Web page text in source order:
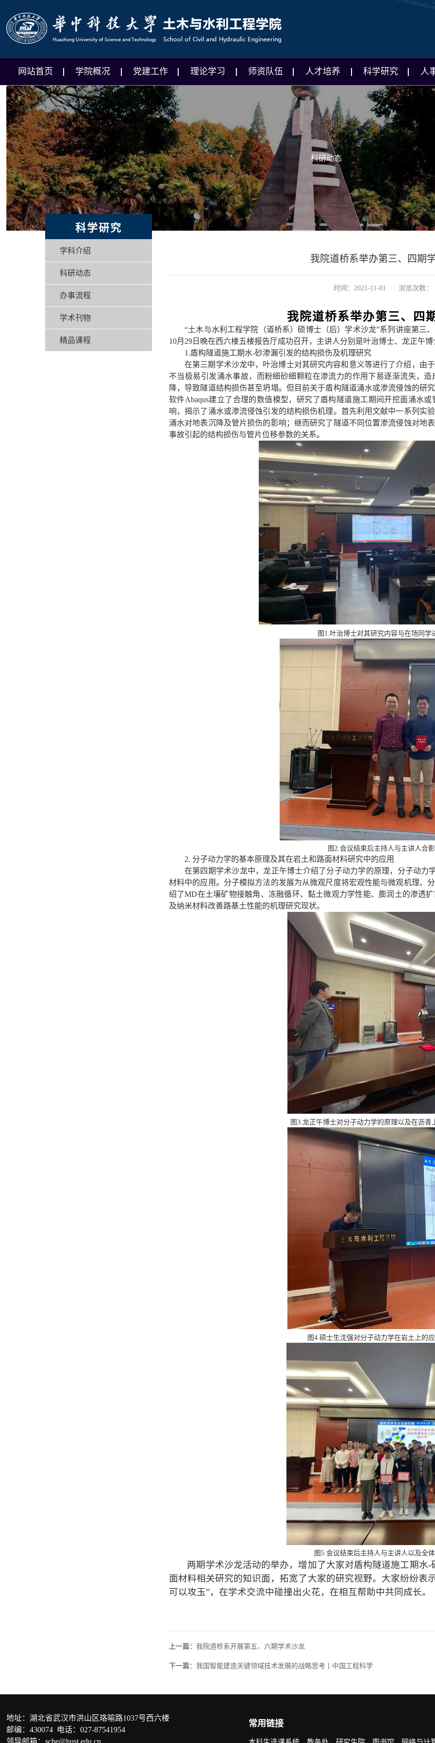
网站首页 学院概况 党建工作 理论学习 师资队伍 人才培养 科学研究 人
科研动态
科学研究
学科介绍
科研动态
办事流程
学术刊物
精品课程
我院道桥系举办第三、四期
时间：2021-11-01 浏览次数：
我院道桥系举办第三、四
“土木与水利工程学院（道桥系）硕博士（后）学术沙龙”系列讲座第三
10月29日晚在西六楼五楼报告厅成功召开，主讲人分别是叶治博士、龙正午
1.盾构隧道施工期水-砂渗漏引发的结构损伤及机理研究
在第三期学术沙龙中，叶治博士对其研究内容和意义等进行了介绍，由
不当极易引发涌水事故，而粉细砂细颗粒在渗流力的作用下易逐渐流失，
降，导致隧道结构损伤甚至坍塌。但目前关于盾构隧道涌水或渗流侵蚀的研
软件Abaqus建立了合理的数值模型，研究了盾构隧道施工期间开挖面涌水
响，揭示了涌水或渗流侵蚀引发的结构损伤机理。首先利用文献中一系列实
涌水对地表沉降及管片损伤的影响；继而研究了隧道不同位置渗流侵蚀对地
事故引起的结构损伤与管片位移参数的关系。
图 1. 叶治博士对其研究内容与在场同学
图 2. 会议结束后主持人与主讲人合
2. 分子动力学的基本原理及其在岩土和路面材料研究中的应用
在第四期学术沙龙中，龙正午博士介绍了分子动力学的原理，分子动力
材料中的应用。分子模拟方法的发展为从微观尺度将宏观性能与微观机理、
绍了MD在土壤矿物接触角、冻融循环、黏土微观力学性能、膨润土的渗透
及纳米材料改善路基土性能的机理研究现状。
图3.龙正午博士对分子动力学的原理以及在沥青
图4.硕士生沈强对分子动力学在岩土上的
图5. 会议结束后主持人与主讲人以及全
两期学术沙龙活动的举办，增加了大家对盾构隧道施工期水-
面材料相关研究的知识面，拓宽了大家的研究视野。大家纷纷表
可以攻玉”，在学术交流中碰撞出火花，在相互帮助中共同成长。
上一篇：我院道桥系开展第五、六期学术沙龙
下一篇：我国智能建造关键领域技术发展的战略思考丨中国工程科学
地址：湖北省武汉市洪山区珞喻路1037号西六楼
邮编：430074 电话：027-87541954
领导邮箱：sche@hust.edu.cn
常用链接